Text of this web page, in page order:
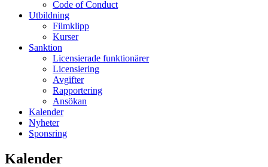
Code of Conduct
Utbildning
Filmklipp
Kurser
Sanktion
Licensierade funktionärer
Licensiering
Avgifter
Rapportering
Ansökan
Kalender
Nyheter
Sponsring
Kalender